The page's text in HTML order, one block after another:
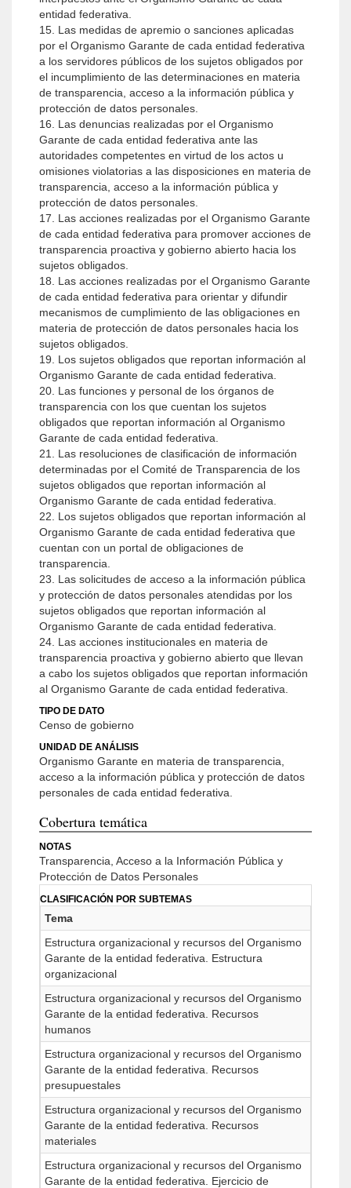
entidad federativa.
15. Las medidas de apremio o sanciones aplicadas
por el Organismo Garante de cada entidad federativa
a los servidores públicos de los sujetos obligados por
el incumplimiento de las determinaciones en materia
de transparencia, acceso a la información pública y
protección de datos personales.
16. Las denuncias realizadas por el Organismo
Garante de cada entidad federativa ante las
autoridades competentes en virtud de los actos u
omisiones violatorias a las disposiciones en materia de
transparencia, acceso a la información pública y
protección de datos personales.
17. Las acciones realizadas por el Organismo Garante
de cada entidad federativa para promover acciones de
transparencia proactiva y gobierno abierto hacia los
sujetos obligados.
18. Las acciones realizadas por el Organismo Garante
de cada entidad federativa para orientar y difundir
mecanismos de cumplimiento de las obligaciones en
materia de protección de datos personales hacia los
sujetos obligados.
19. Los sujetos obligados que reportan información al
Organismo Garante de cada entidad federativa.
20. Las funciones y personal de los órganos de
transparencia con los que cuentan los sujetos
obligados que reportan información al Organismo
Garante de cada entidad federativa.
21. Las resoluciones de clasificación de información
determinadas por el Comité de Transparencia de los
sujetos obligados que reportan información al
Organismo Garante de cada entidad federativa.
22. Los sujetos obligados que reportan información al
Organismo Garante de cada entidad federativa que
cuentan con un portal de obligaciones de
transparencia.
23. Las solicitudes de acceso a la información pública
y protección de datos personales atendidas por los
sujetos obligados que reportan información al
Organismo Garante de cada entidad federativa.
24. Las acciones institucionales en materia de
transparencia proactiva y gobierno abierto que llevan
a cabo los sujetos obligados que reportan información
al Organismo Garante de cada entidad federativa.
TIPO DE DATO
Censo de gobierno
UNIDAD DE ANÁLISIS
Organismo Garante en materia de transparencia,
acceso a la información pública y protección de datos
personales de cada entidad federativa.
Cobertura temática
NOTAS
Transparencia, Acceso a la Información Pública y
Protección de Datos Personales
CLASIFICACIÓN POR SUBTEMAS
Tema
Estructura organizacional y recursos del Organismo
Garante de la entidad federativa. Estructura
organizacional
Estructura organizacional y recursos del Organismo
Garante de la entidad federativa. Recursos
humanos
Estructura organizacional y recursos del Organismo
Garante de la entidad federativa. Recursos
presupuestales
Estructura organizacional y recursos del Organismo
Garante de la entidad federativa. Recursos
materiales
Estructura organizacional y recursos del Organismo
Garante de la entidad federativa. Ejercicio de